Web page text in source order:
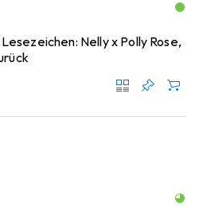
Nelly x Polly Rose,